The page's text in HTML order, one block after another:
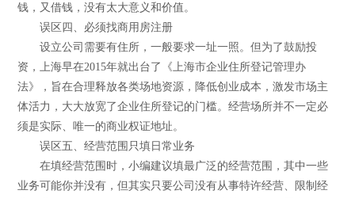
钱，又借钱，没有太大意义和价值。
误区四、必须找商用房注册
设立公司需要有住所，一般要求一址一照。但为了鼓励投
资，上海早在2015年就出台了《上海市企业住所登记管理办
法》，旨在合理释放各类场地资源，降低创业成本，激发市场主
体活力，大大放宽了企业住所登记的门槛。经营场所并不一定必
须是实际、唯一的商业权证地址。
误区五、经营范围只填日常业务
在填经营范围时，小编建议填最广泛的经营范围，其中一些
业务可能你并没有，但其实只要公司没有从事特许经营、限制经